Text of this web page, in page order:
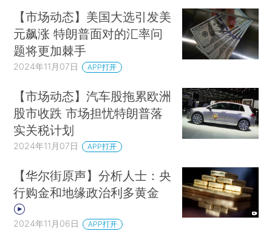
三重冲击。PPP项目是什么？在实践过程中风险隐
患何在？2023年11月迎来的新机制有哪些改变？中
央一揽子化债增量政策箭在弦上，业界对PPP相关
提出了哪些建议？来看PPP领域和化解地方债全景
我们离“生育友好型社会”还有多远严峻人口形
势下，中国已从抑制性生育政策转向支持性生育政
策。2024年10月28日，国务院办公厅发布《关于
会的若干措施》，围绕生育、育幼、教育、住房、
就业等提出13项具体支持措施。我们距离“生育友好
型社会”还有多远？拆解这个问题，不妨从降低高昂
的生育、养育、教育这“三育”成本来分析……
【市场动态】美国大选引发美
元飙涨 特朗普面对的汇率问
题将更加棘手
2024年11月07日 APP打开
【市场动态】汽车股拖累欧洲
股市收跌 市场担忧特朗普落
实关税计划
2024年11月07日 APP打开
【华尔街原声】分析人士：央
行购金和地缘政治利多黄金
2024年11月06日 APP打开